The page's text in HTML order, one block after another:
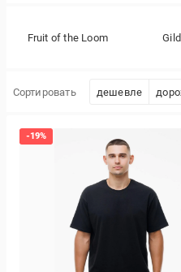
Fruit of the Loom
Сортировать дешевле